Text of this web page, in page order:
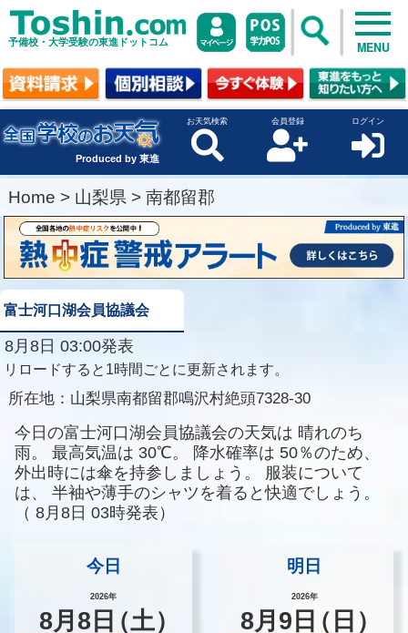
予備校・大学受験の東進ドットコム MENU
Produced by 東進
お天気検索 会員登録 ログイン
Home > 山梨県 > 南都留郡
富士河口湖会員協議会
8月8日 03:00発表
リロードすると1時間ごとに更新されます。
所在地： 山梨県南都留郡鳴沢村絶頭7328-30
今日の富士河口湖会員協議会の天気は 晴れのち
雨。
最高気温は 30℃。 降水確率は 50％のため、
外出時には傘を持参しましょう。
服装について
は、
半袖や薄手のシャツを着ると快適でしょう。
（ 8月8日 03時発表）
今日
2026年
8月8 日（土）
明日
2026年
8月 9 日（日）